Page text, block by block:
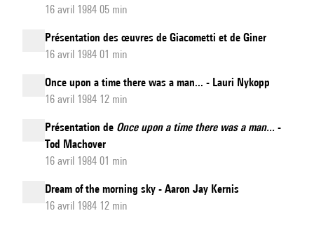
16 avril 1984 05 min
Présentation des œuvres de Giacometti et de Giner
16 avril 1984 01 min
Once upon a time there was a man... - Lauri Nykopp
16 avril 1984 12 min
Présentation de Once upon a time there was a man... -
Tod Machover
16 avril 1984 01 min
Dream of the morning sky - Aaron Jay Kernis
16 avril 1984 12 min